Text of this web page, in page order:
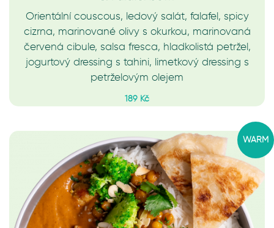
Orientální couscous, ledový salát, falafel, spicy
cizrna, marinované olivy s okurkou, marinovaná
červená cibule, salsa fresca, hladkolistá petržel,
jogurtový dressing s tahini, limetkový dressing s
petrželovým olejem
189 Kč
WARM